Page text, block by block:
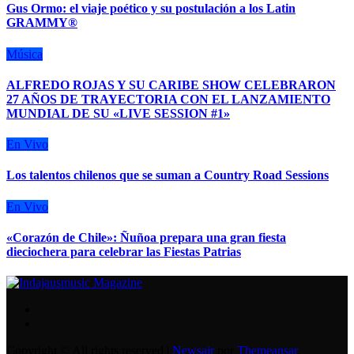
Gus Ormo: el viaje poético y su postulación a los Latin
GRAMMY®
Música
ALFREDO ROJAS Y SU CARIBE SHOW CELEBRARON
27 AÑOS DE TRAYECTORIA CON EL LANZAMIENTO
MUNDIAL DE SU «LIVE SESSION #1»
En Vivo
Los talentos chilenos que se suman a Country Road Sessions
En Vivo
«Corazón de Chile»: Ñuñoa prepara una gran fiesta
dieciochera para celebrar las Fiestas Patrias
Newsairpor Themeansar.